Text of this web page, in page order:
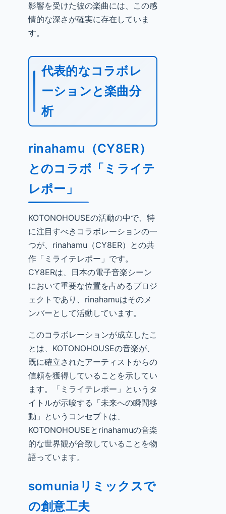
影響を受けた彼の楽曲には、この感
情的な深さが確実に存在していま
す。
代表的なコラボレ
ーションと楽曲分
析
rinahamu（CY8ER）
とのコラボ「ミライテ
レポー」
KOTONOHOUSEの活動の中で、特
に注目すべきコラボレーションの一
つが、rinahamu（CY8ER）との共
作「ミライテレポー」です。
CY8ERは、日本の電子音楽シーン
において重要な位置を占めるプロジ
ェクトであり、rinahamuはそのメ
ンバーとして活動しています。
このコラボレーションが成立したこ
とは、KOTONOHOUSEの音楽が、
既に確立されたアーティストからの
信頼を獲得していることを示してい
ます。「ミライテレポー」というタ
イトルが示唆する「未来への瞬間移
動」というコンセプトは、
KOTONOHOUSEとrinahamuの音楽
的な世界観が合致していることを物
語っています。
somuniaリミックスで
の創意工夫